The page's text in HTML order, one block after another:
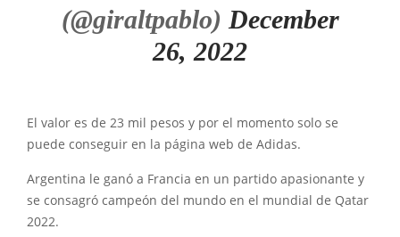
(@giraltpablo) December
26, 2022
El valor es de 23 mil pesos y por el momento solo se
puede conseguir en la página web de Adidas.
Argentina le ganó a Francia en un partido apasionante y
se consagró campeón del mundo en el mundial de Qatar
2022.